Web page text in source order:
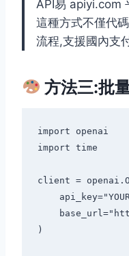
API易 apiyi.com
這種方式不僅代
流程,支援國內支
方法三:批
import openai
import time
client =
)